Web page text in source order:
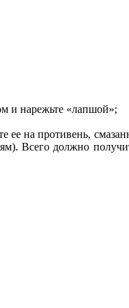
и нарежьте «лапшой»;
на противень,
Всего должно